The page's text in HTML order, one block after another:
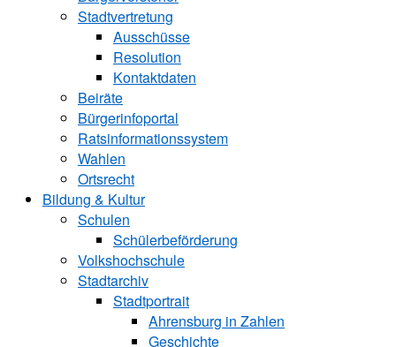
Stadtvertretung
Ausschüsse
Resolution
Kontaktdaten
Beiräte
Bürgerinfoportal
Ratsinformationssystem
Wahlen
Ortsrecht
Bildung & Kultur
Schulen
Schülerbeförderung
Volkshochschule
Stadtarchiv
Stadtportrait
Ahrensburg in Zahlen
Geschichte